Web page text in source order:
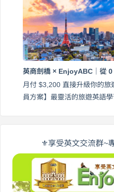
英商劍橋 × EnjoyABC｜從 0
月付 $3,200 直接升級你的
員方案】最靈活的旅遊英語
⚜️享受英文交流群~